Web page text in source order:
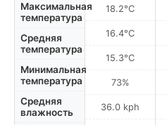
Максимальная
температура
Средняя
температура
Минимальная
температура
Средняя
влажность
18.2°C
16.4°C
15.3°C
73%
36.0 kph